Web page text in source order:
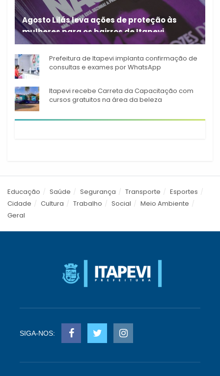
Agosto Lilás leva ações de proteção às
mulheres para os bairros de Itapevi
Durante o mês de agosto,
Prefeitura de Itapevi implanta confirmação de
consultas e exames por WhatsApp
Itapevi recebe Carreta da Capacitação com
cursos gratuitos na área da beleza
Educação Saúde Segurança Transporte
Esportes
Cidade
Cultura Trabalho Social
Meio Ambiente
Geral
SIGA-NOS: